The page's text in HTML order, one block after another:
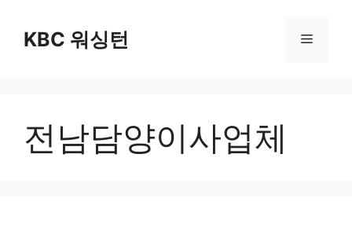
KBC 워싱턴 메
전남담양이사업체